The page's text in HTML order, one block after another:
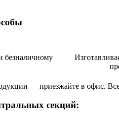
безналичному
— приезжайте в офис.
секций: